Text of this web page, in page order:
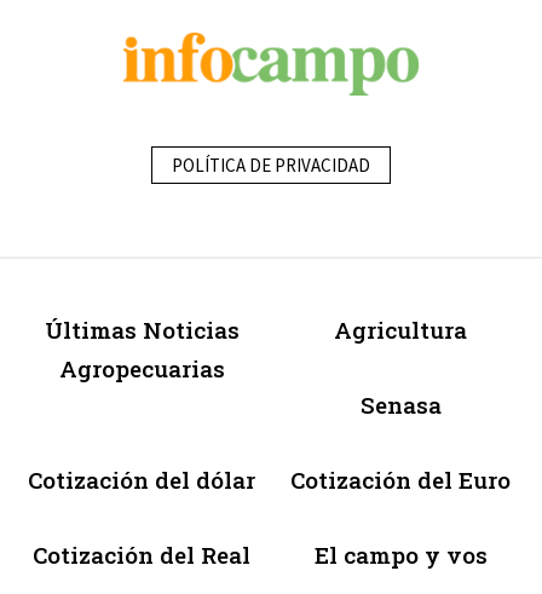
POLÍTICA DE PRIVACIDAD
Últimas Noticias
Agropecuarias
Agricultura
Senasa
Cotización del dólar Cotización del Euro
Cotización del Real El campo y vos